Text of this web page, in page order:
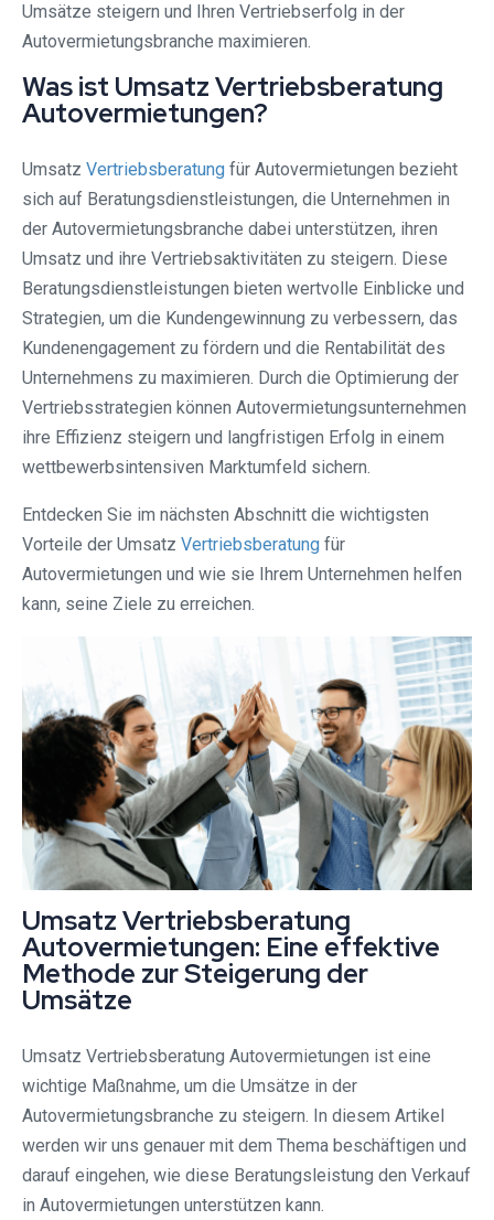
Umsätze steigern und Ihren Vertriebserfolg in der
Autovermietungsbranche maximieren.
Was ist Umsatz Vertriebsberatung
Autovermietungen?
Umsatz Vertriebsberatung für Autovermietungen bezieht
sich auf Beratungsdienstleistungen, die Unternehmen in
der Autovermietungsbranche dabei unterstützen, ihren
Umsatz und ihre Vertriebsaktivitäten zu steigern. Diese
Beratungsdienstleistungen bieten wertvolle Einblicke und
Strategien, um die Kundengewinnung zu verbessern, das
Kundenengagement zu fördern und die Rentabilität des
Unternehmens zu maximieren. Durch die Optimierung der
Vertriebsstrategien können Autovermietungsunternehmen
ihre Effizienz steigern und langfristigen Erfolg in einem
wettbewerbsintensiven Marktumfeld sichern.
Entdecken Sie im nächsten Abschnitt die wichtigsten
Vorteile der Umsatz Vertriebsberatung für
Autovermietungen und wie sie Ihrem Unternehmen helfen
kann, seine Ziele zu erreichen.
Umsatz Vertriebsberatung
Autovermietungen: Eine effektive
Methode zur Steigerung der
Umsätze
Umsatz Vertriebsberatung Autovermietungen ist eine
wichtige Maßnahme, um die Umsätze in der
Autovermietungsbranche zu steigern. In diesem Artikel
werden wir uns genauer mit dem Thema beschäftigen und
darauf eingehen, wie diese Beratungsleistung den Verkauf
in Autovermietungen unterstützen kann.